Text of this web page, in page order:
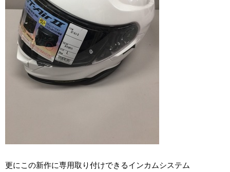
更にこの新作に専用取り付けできるインカムシステム